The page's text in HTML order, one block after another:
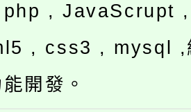
php , JavaScrupt
, css3 , mysql ,
開發。